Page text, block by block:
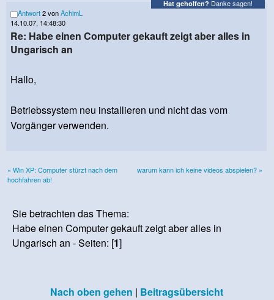
Hat geholfen? Danke sagen!
Antwort2 vonAchimL
14.10.07, 14:48:30
Re: Habe einen Computer gekauft zeigt aber alles in
Ungarisch an
Hallo,
Betriebssystem neu installieren und nicht das vom
Vorgänger verwenden.
« Win XP: Computer stürzt nach dem
hochfahren ab!
warum kann ich keine videos abspielen? »
Sie betrachten das Thema:
Habe einen Computer gekauft zeigt aber alles in
Ungarisch an - Seiten: [1]
Nach oben gehen | Beitragsübersicht